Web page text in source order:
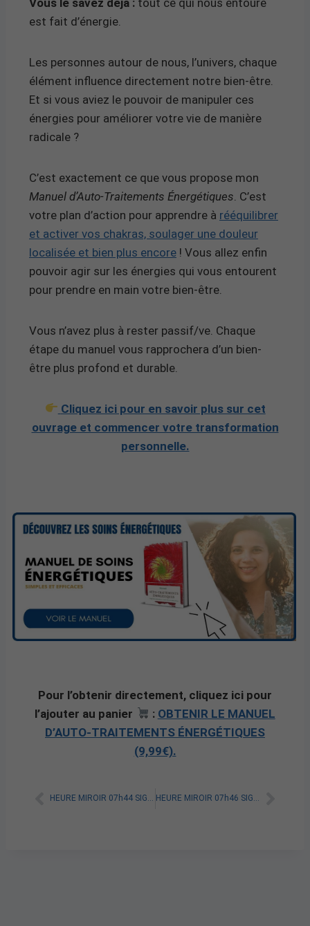
est fait d’énergie.
Les personnes autour de nous, l’univers, chaque
élément influence directement notre bien-être.
Et si vous aviez le pouvoir de manipuler ces
énergies pour améliorer votre vie de manière
radicale ?
C’est exactement ce que vous propose mon
Manuel d’Auto-Traitements Énergétiques . C’est
votre plan d’action pour apprendre à rééquilibrer
et activer vos chakras, soulager une douleur
localisée et bien plus encore ! Vous allez enfin
pouvoir agir sur les énergies qui vous entourent
pour prendre en main votre bien-être.
Vous n’avez plus à rester passif/ve. Chaque
étape du manuel vous rapprochera d’un bien-
être plus profond et durable.
Cliquez ici pour en savoir plus sur cet
ouvrage et commencer votre transformation
personnelle.
Pour l’obtenir directement, cliquez ici pour
l’ajouter au panier
: OBTENIR LE MANUEL
D’AUTO-TRAITEMENTS ÉNERGÉTIQUES
(9,99€).
HEURE MIROIR 07h44 SIGNIFICATION SPIRITUELLE [A LIRE] HEURE MIROIR 07h46 SIGNIFICATION SPIRITUELLE [A LIRE]